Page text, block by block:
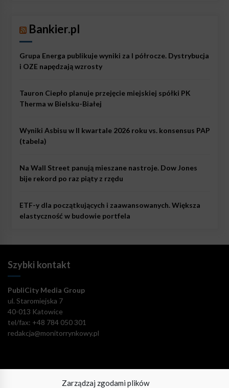
Zarządzaj zgodami plików
Bankier.pl
Grupa Energa publikuje wyniki za I półrocze. Dystrybucja
i OZE napędzają wzrosty
Tauron Ciepło planuje przejęcie miejskiej spółki PK
Therma w Bielsku-Białej
Wyniki Asbisu w II kwartale 2026 roku vs. konsensus PAP
(tabela)
Na Wall Street panują mieszane nastroje. Dow Jones
bije rekord po raz piąty z rzędu
ETF-y dla początkujących i zaawansowanych. Większa
elastyczność w budowie portfela
Szybki kontakt
PubliCity Media Group
ul. Staromiejska 7
40-013 Katowice
tel/fax: +48 784 050 301
redakcja@monitorrynkowy.pl
Pozostańmy w kontakcie!